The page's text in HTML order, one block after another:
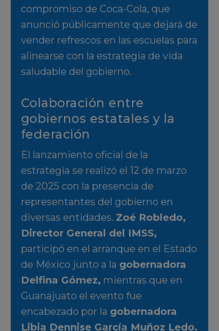
compromiso de Coca-Cola, que
anunció públicamente que dejará de
vender refrescos en las escuelas para
alinearse con la estrategia de vida
saludable del gobierno.
Colaboración entre
gobiernos estatales y la
federación
El lanzamiento oficial de la
estrategia se realizó el 12 de marzo
de 2025 con la presencia de
representantes del gobierno en
diversas entidades. Zoé Robledo,
Director General del IMSS,
participó en el arranque en el Estado
de México junto a la gobernadora
Delfina Gómez, mientras que en
Guanajuato el evento fue
encabezado por la gobernadora
Libia Dennise García Muñoz Ledo.